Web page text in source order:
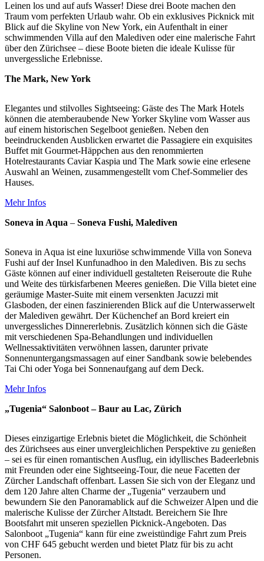
Leinen los und auf aufs Wasser! Diese drei Boote machen den
Traum vom perfekten Urlaub wahr. Ob ein exklusives Picknick mit
Blick auf die Skyline von New York, ein Aufenthalt in einer
schwimmenden Villa auf den Malediven oder eine malerische Fahrt
über den Zürichsee – diese Boote bieten die ideale Kulisse für
unvergessliche Erlebnisse.
The Mark, New York
Elegantes und stilvolles Sightseeing: Gäste des The Mark Hotels
können die atemberaubende New Yorker Skyline vom Wasser aus
auf einem historischen Segelboot genießen. Neben den
beeindruckenden Ausblicken erwartet die Passagiere ein exquisites
Buffet mit Gourmet-Häppchen aus den renommierten
Hotelrestaurants Caviar Kaspia und The Mark sowie eine erlesene
Auswahl an Weinen, zusammengestellt vom Chef-Sommelier des
Hauses.
Mehr Infos
Soneva in Aqua – Soneva Fushi, Malediven
Soneva in Aqua ist eine luxuriöse schwimmende Villa von Soneva
Fushi auf der Insel Kunfunadhoo in den Malediven. Bis zu sechs
Gäste können auf einer individuell gestalteten Reiseroute die Ruhe
und Weite des türkisfarbenen Meeres genießen. Die Villa bietet eine
geräumige Master-Suite mit einem versenkten Jacuzzi mit
Glasboden, der einen faszinierenden Blick auf die Unterwasserwelt
der Malediven gewährt. Der Küchenchef an Bord kreiert ein
unvergessliches Dinnererlebnis. Zusätzlich können sich die Gäste
mit verschiedenen Spa-Behandlungen und individuellen
Wellnessaktivitäten verwöhnen lassen, darunter private
Sonnenuntergangsmassagen auf einer Sandbank sowie belebendes
Tai Chi oder Yoga bei Sonnenaufgang auf dem Deck.
Mehr Infos
„Tugenia“ Salonboot – Baur au Lac, Zürich
Dieses einzigartige Erlebnis bietet die Möglichkeit, die Schönheit
des Zürichsees aus einer unvergleichlichen Perspektive zu genießen
– sei es für einen romantischen Ausflug, ein idyllisches Badeerlebnis
mit Freunden oder eine Sightseeing-Tour, die neue Facetten der
Zürcher Landschaft offenbart. Lassen Sie sich von der Eleganz und
dem 120 Jahre alten Charme der „Tugenia“ verzaubern und
bewundern Sie den Panoramablick auf die Schweizer Alpen und die
malerische Kulisse der Zürcher Altstadt. Bereichern Sie Ihre
Bootsfahrt mit unseren speziellen Picknick-Angeboten. Das
Salonboot „Tugenia“ kann für eine zweistündige Fahrt zum Preis
von CHF 645 gebucht werden und bietet Platz für bis zu acht
Personen.